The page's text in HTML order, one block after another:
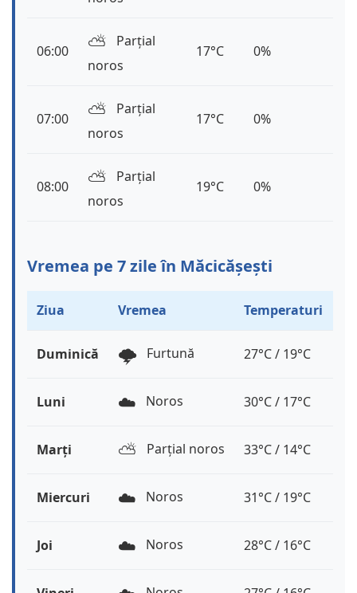
06:00 ⛅️
Parțial
noros
17°C 0%
07:00 ⛅️
Parțial
noros
17°C 0%
08:00 ⛅️
Parțial
noros
19°C 0%
Vremea pe 7 zile în Măcicășești
Ziua Vremea Temperaturi
Duminică 🌩️ Furtună 27°C / 19°C
Luni ☁️ Noros 30°C / 17°C
Marți ⛅️ Parțial noros 33°C / 14°C
Miercuri ☁️ Noros 31°C / 19°C
Joi ☁️ Noros 28°C / 16°C